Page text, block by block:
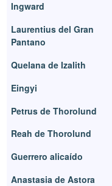
Ingward
Laurentius del Gran
Pantano
Quelana de Izalith
Eingyi
Petrus de Thorolund
Reah de Thorolund
Guerrero alicaído
Anastasia de Astora